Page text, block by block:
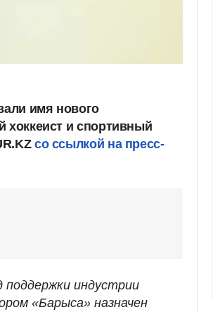
имя нового
хоккеист и спортивный
со ссылкой на пресс-
индустрии
«Барыса» назначен